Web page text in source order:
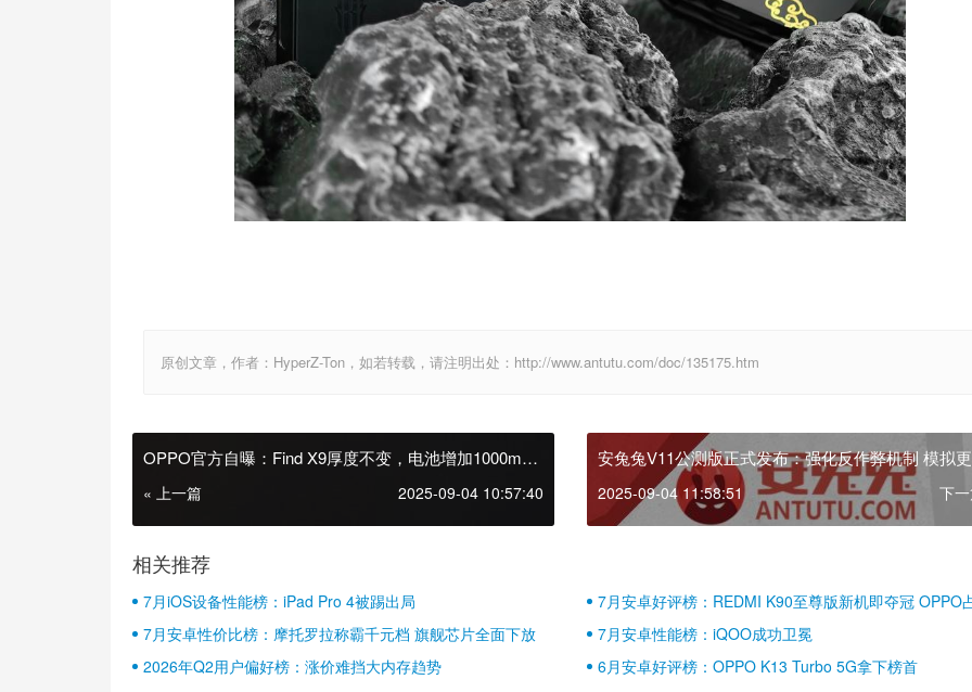
原创文章，作者：HyperZ-Ton，如若转载，请注明出处：http://www.antutu.com/doc/135175.htm
OPPO官方自曝：Find X9厚度不变，电池增加1000mAh
« 上一篇 2025-09-04 10:57:40
安兔兔V11公测版正式发布：强化反作弊机制 模拟
实使用场景
2025-09-04 11:58:51 下
相关推荐
7月iOS设备性能榜：iPad Pro 4被踢出局
7月安卓好评榜：REDMI K90至尊版新机即夺冠 OPPO
壁江山
7月安卓性价比榜：摩托罗拉称霸千元档 旗舰芯片全面下放
7月安卓性能榜：iQOO成功卫冕
2026年Q2用户偏好榜：涨价难挡大内存趋势
6月安卓好评榜：OPPO K13 Turbo 5G拿下榜首